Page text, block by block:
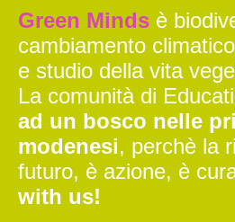
Green Minds è
cambiamento
e studio della vita
La comunità di
ad un bosco nelle
modenesi, perchè la
futuro, è azione, è
with us!